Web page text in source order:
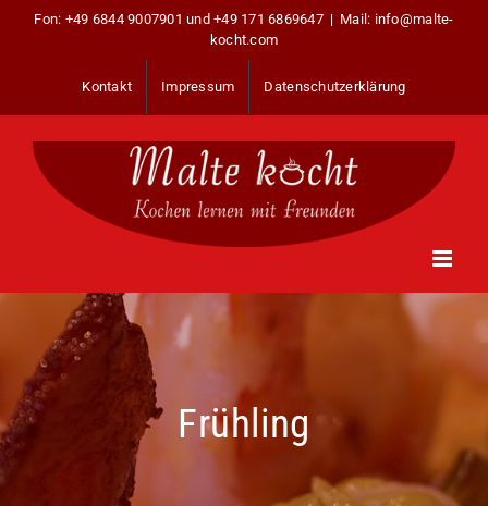
ZumFon: +49 6844 9007901 und+49 171 6869647 | Mail: info@malte-
kocht.com
Kontakt Impressum Datenschutzerklärung
Frühling